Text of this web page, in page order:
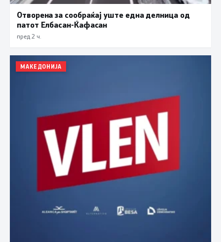
Отворена за сообраќај уште една делница од
патот Елбасан-Ќафасан
пред 2 ч.
МАКЕДОНИЈА